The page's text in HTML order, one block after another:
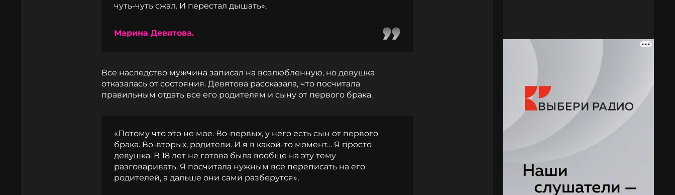
чуть-чуть сжал. И перестал дышать»,
Марина Девятова.
Все наследство мужчина записал на возлюбленную, но девушка
отказалась от состояния. Девятова рассказала, что посчитала
правильным отдать все его родителям и сыну от первого брака.
«Потому что это не мое. Во-первых, у него есть сын от первого
брака. Во-вторых, родители. И я в какой-то момент… Я просто
девушка. В 18 лет не готова была вообще на эту тему
разговаривать. Я посчитала нужным все переписать на его
родителей, а дальше они сами разберутся»,